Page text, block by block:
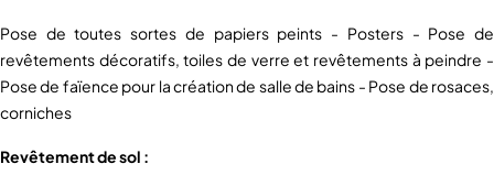
Pose de toutes sortes de papiers peints - Posters - Pose de
revêtements décoratifs, toiles de verre et revêtements à peindre -
Pose de faïence pour la création de salle de bains - Pose de rosaces,
corniches
Revêtement de sol :